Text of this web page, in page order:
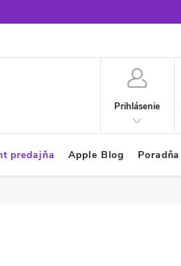
Prihlásenie
predajňa Apple Blog Poradňa